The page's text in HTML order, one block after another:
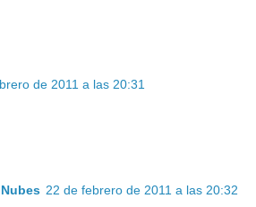
de 2011 a las 20:31
22 de febrero de 2011 a las 20:32